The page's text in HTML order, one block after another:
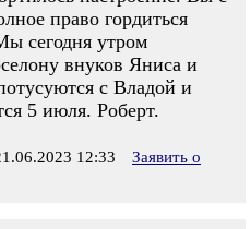
право гордиться
сегодня утром
внуков Яниса и
с Владой и
5 июля. Роберт.
12:33
Заявить о